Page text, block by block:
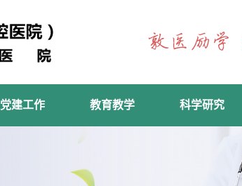
党建工作 教育教学 科学研究